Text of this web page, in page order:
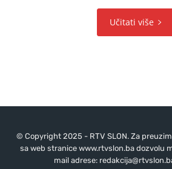
Učitati više
© Copyright 2025 - RTV SLON. Za
sa web stranice www.rtvslon.ba dozvolu
mail adrese: